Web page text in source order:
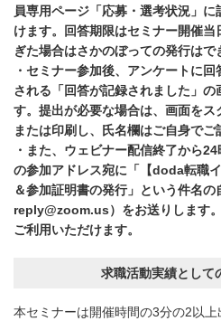
員専用ページ「応募・選考状況」
けます。回答期限はセミナー開催
ぎた場合はさかのぼっての発行はで
・セミナー参加後、アンケートに
される「回答が記録されました」の
す。提出が必要な場合は、画面を
または印刷し、氏名欄はご自身でご
・また、ウェビナー配信終了から
の参加アドレス宛に「【doda転職
＆参加証明書の発行」という件名
reply@zoom.us）をお送りします
ご利用いただけます。
求職活動実績として
本セミナーは開催時間の3分の2以